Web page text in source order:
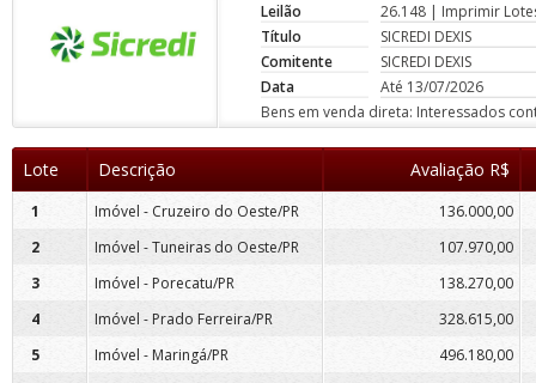
Leilão 26.148 | Imprimir
Título
SICREDI DEXIS
Comitente
SICREDI DEXIS
Data
Até 13/07/2026
Bens em venda direta: Interessados
Lote Descrição Avaliação R$
1 Imóvel - Cruzeiro do Oeste/PR
136.000,00
2
Imóvel - Tuneiras do Oeste/PR
107.970,00
3
Imóvel - Porecatu/PR
138.270,00
4
Imóvel - Prado Ferreira/PR
328.615,00
5
Imóvel - Maringá/PR
496.180,00